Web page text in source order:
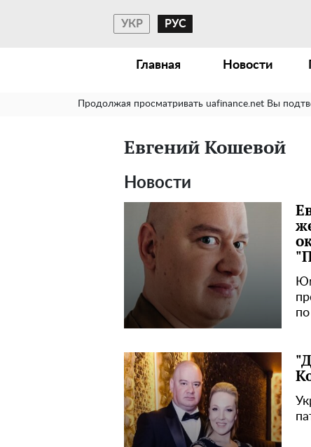
УКР РУС
Главная Новости
Продолжая просматривать uafinance.net Вы
Евгений Кошевой
Новости